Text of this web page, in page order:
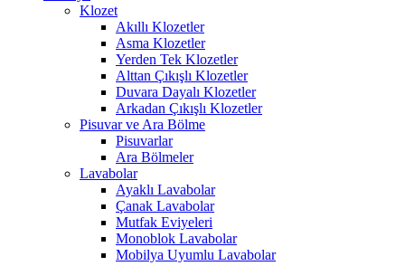
Klozet
Akıllı Klozetler
Asma Klozetler
Yerden Tek Klozetler
Alttan Çıkışlı Klozetler
Duvara Dayalı Klozetler
Arkadan Çıkışlı Klozetler
Pisuvar ve Ara Bölme
Pisuvarlar
Ara Bölmeler
Lavabolar
Ayaklı Lavabolar
Çanak Lavabolar
Mutfak Eviyeleri
Monoblok Lavabolar
Mobilya Uyumlu Lavabolar